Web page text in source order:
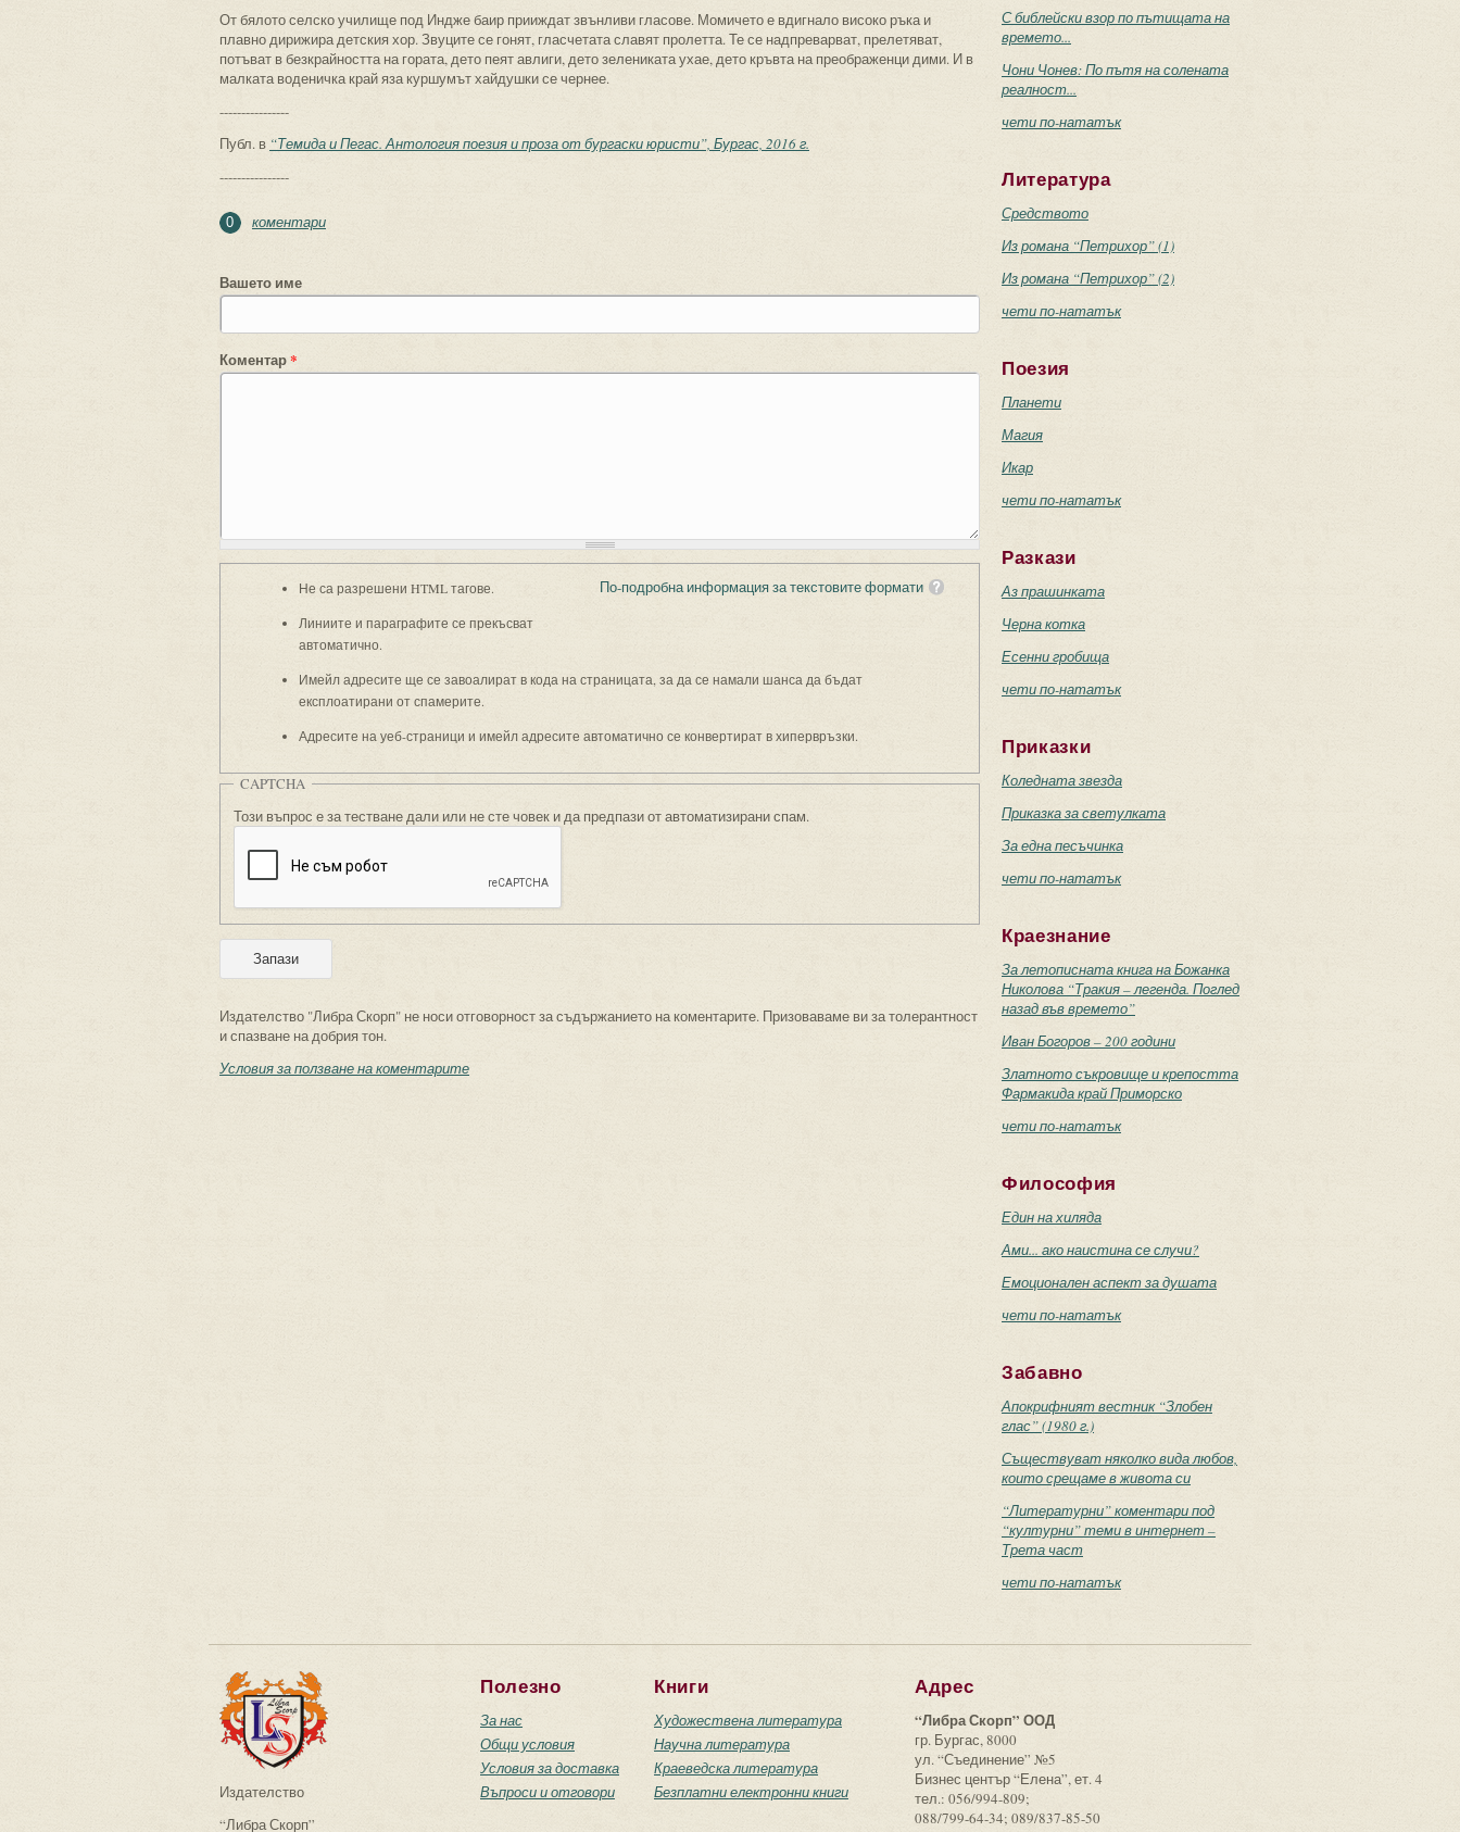
От бялото селско училище под Индже баир прииждат звънливи гласове. Момичето е вдигнало високо ръка и
плавно дирижира детския хор. Звуците се гонят, гласчетата славят пролетта. Те се надпреварват, прелетяват,
потъват в безкрайността на гората, дето пеят авлиги, дето зелениката ухае, дето кръвта на преображенци дими. И в
малката воденичка край яза куршумът хайдушки се чернее.
----------------
Публ. в “Темида и Пегас. Антология поезия и проза от бургаски юристи”, Бургас, 2016 г.
----------------
0 коментари
Вашето име
Коментар*
По-подробна информация за текстовите формати
Не са разрешени HTML тагове.
Линиите и параграфите се прекъсват
автоматично.
Имейл адресите ще се завоалират в кода на страницата, за да се намали шанса да бъдат
експлоатирани от спамерите.
Адресите на уеб-страници и имейл адресите автоматично се конвертират в хипервръзки.
CAPTCHA
Този въпрос е за тестване дали или не сте човек и да предпази от автоматизирани спам.
Издателство "Либра Скорп" не носи отговорност за съдържанието на коментарите. Призоваваме ви за толерантност
и спазване на добрия тон.
Условия за ползване на коментарите
С библейски взор по пътищата на
времето...
Чони Чонев: По пътя на солената
реалност...
чети по-нататък
Литература
Средството
Из романа “Петрихор” (1)
Из романа “Петрихор” (2)
чети по-нататък
Поезия
Планети
Магия
Икар
чети по-нататък
Разкази
Аз прашинката
Черна котка
Есенни гробища
чети по-нататък
Приказки
Коледната звезда
Приказка за светулката
За една песъчинка
чети по-нататък
Краезнание
За летописната книга на Божанка
Николова “Тракия – легенда. Поглед
назад във времето”
Иван Богоров – 200 години
Златното съкровище и крепостта
Фармакида край Приморско
чети по-нататък
Философия
Един на хиляда
Ами... ако наистина се случи?
Емоционален аспект за душата
чети по-нататък
Забавно
Апокрифният вестник “Злобен
глас” (1980 г.)
Съществуват няколко вида любов,
които срещаме в живота си
“Литературни” коментари под
“културни” теми в интернет –
Трета част
чети по-нататък
Издателство
“Либра Скорп”
Полезно
За нас
Общи условия
Условия за доставка
Въпроси и отговори
Книги
Художествена литература
Научна литература
Краеведска литература
Безплатни електронни книги
Адрес
“Либра Скорп” ООД
гр. Бургас, 8000
ул. “Съединение” №5
Бизнес център “Елена”, ет. 4
тел.: 056/994-809;
088/799-64-34; 089/837-85-50